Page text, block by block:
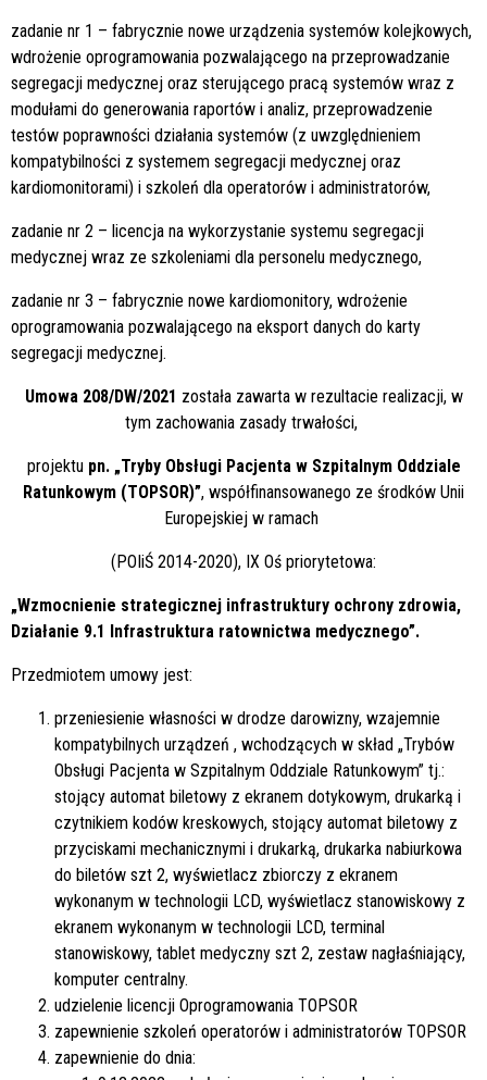
zadanie nr 1 – fabrycznie nowe urządzenia systemów kolejkowych,
wdrożenie oprogramowania pozwalającego na przeprowadzanie
segregacji medycznej oraz sterującego pracą systemów wraz z
modułami do generowania raportów i analiz, przeprowadzenie
testów poprawności działania systemów (z uwzględnieniem
kompatybilności z systemem segregacji medycznej oraz
kardiomonitorami) i szkoleń dla operatorów i administratorów,
zadanie nr 2 – licencja na wykorzystanie systemu segregacji
medycznej wraz ze szkoleniami dla personelu medycznego,
zadanie nr 3 – fabrycznie nowe kardiomonitory, wdrożenie
oprogramowania pozwalającego na eksport danych do karty
segregacji medycznej.
Umowa 208/DW/2021 została zawarta w rezultacie realizacji, w
tym zachowania zasady trwałości,
projektu pn. „Tryby Obsługi Pacjenta w Szpitalnym Oddziale
Ratunkowym (TOPSOR)”, współfinansowanego ze środków Unii
Europejskiej w ramach
(POIiŚ 2014-2020), IX Oś priorytetowa:
„Wzmocnienie strategicznej infrastruktury ochrony zdrowia,
Działanie 9.1 Infrastruktura ratownictwa medycznego”.
Przedmiotem umowy jest:
przeniesienie własności w drodze darowizny, wzajemnie
kompatybilnych urządzeń , wchodzących w skład „Trybów
Obsługi Pacjenta w Szpitalnym Oddziale Ratunkowym” tj.:
stojący automat biletowy z ekranem dotykowym, drukarką i
czytnikiem kodów kreskowych, stojący automat biletowy z
przyciskami mechanicznymi i drukarką, drukarka nabiurkowa
do biletów szt 2, wyświetlacz zbiorczy z ekranem
wykonanym w technologii LCD, wyświetlacz stanowiskowy z
ekranem wykonanym w technologii LCD, terminal
stanowiskowy, tablet medyczny szt 2, zestaw nagłaśniający,
komputer centralny.
udzielenie licencji Oprogramowania TOPSOR
zapewnienie szkoleń operatorów i administratorów TOPSOR
zapewnienie do dnia: